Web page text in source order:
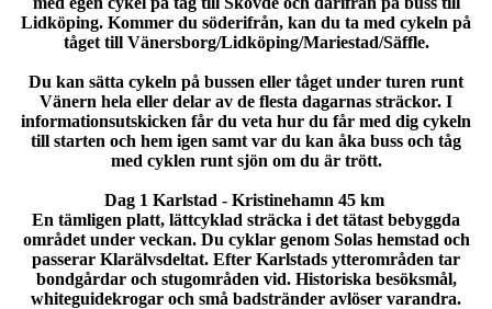
Lidköping. Kommer du söderifrån, kan du ta med cykeln på
tåget till Vänersborg/Lidköping/Mariestad/Säffle.
Du kan sätta cykeln på bussen eller tåget under turen runt
Vänern hela eller delar av de flesta dagarnas sträckor. I
informationsutskicken får du veta hur du får med dig cykeln
till starten och hem igen samt var du kan åka buss och tåg
med cyklen runt sjön om du är trött.
Dag 1 Karlstad - Kristinehamn 45 km
En tämligen platt, lättcyklad sträcka i det tätast bebyggda
området under veckan. Du cyklar genom Solas hemstad och
passerar Klarälvsdeltat. Efter Karlstads ytterområden tar
bondgårdar och stugområden vid. Historiska besöksmål,
whiteguidekrogar och små badstränder avlöser varandra.